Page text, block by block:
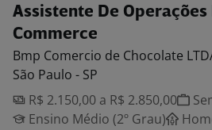
Assistente De Operações
Commerce
Bmp Comercio de Chocolate
São Paulo - SP
R$ 2.150,00 a R$ 2.850,00
Ensino Médio (2º Grau)